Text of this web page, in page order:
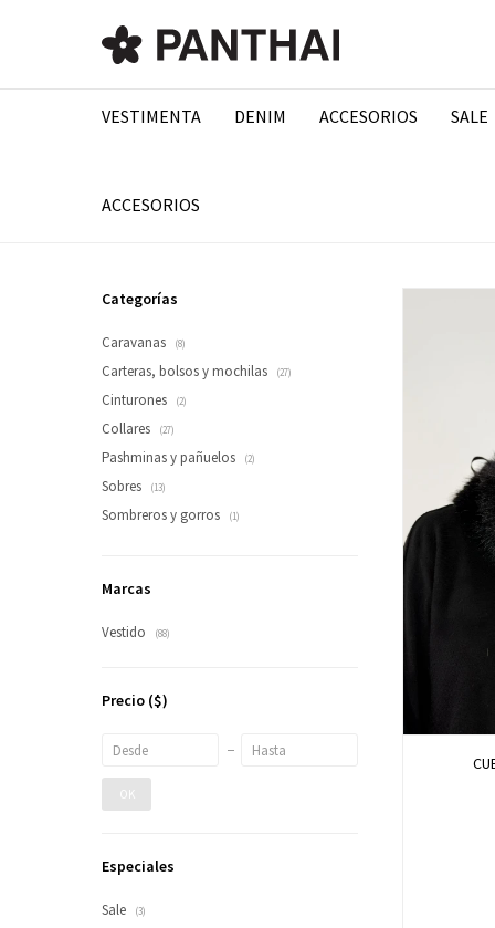
VESTIMENTA DENIM ACCESORIOS SALE
ACCESORIOS
Categorías
Caravanas (8)
Carteras, bolsos y mochilas (27)
Cinturones (2)
Collares (27)
Pashminas y pañuelos (2)
Sobres (13)
Sombreros y gorros (1)
Marcas
Vestido (88)
Precio ($)
OK
Especiales
Sale (3)